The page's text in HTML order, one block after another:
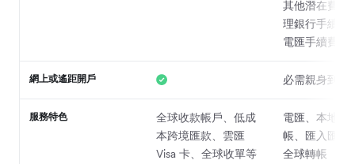
其他潛在費用
理銀行手續費
電匯手續費
網上或遙距開戶 必需親身到分
服務特色
全球收款帳戶、低成
本跨境匯款、雲匯
Visa 卡、全球收單等
電匯、本地跨
帳、匯入匯款
全球轉帳